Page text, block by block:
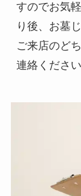
すのでお気
り後、お墓
ご来店のど
連絡ください